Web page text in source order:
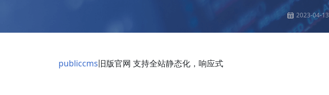
2023-04-13
publiccms旧版官网 支持全站静态化，响应式